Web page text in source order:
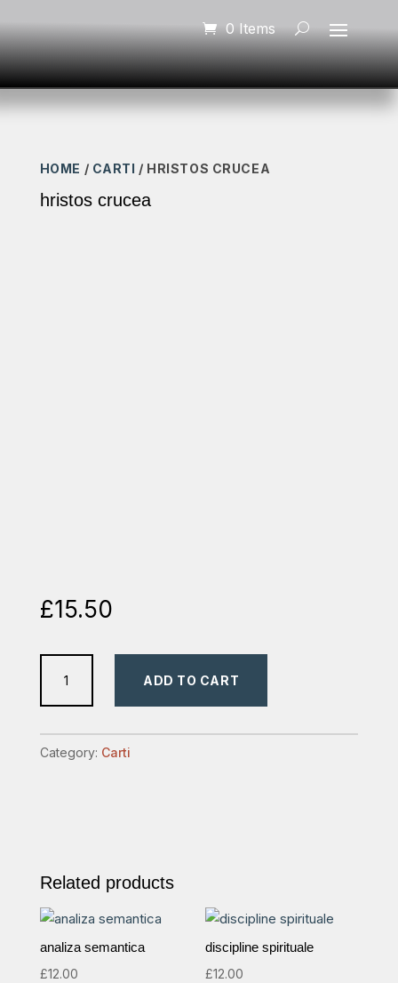
0 Items
HOME / CARTI / HRISTOS CRUCEA
hristos crucea
£15.50
crucea
ADD TO CART
Category: Carti
Related products
analiza semantica
£12.00
discipline spirituale
£12.00